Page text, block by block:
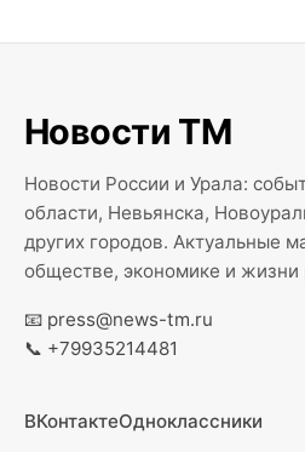
Новости ТМ
Новости России и Урала:
области, Невьянска,
других городов. Актуальные
обществе, экономике и жизни
📧 press@news-tm.ru
📞 +79935214481
ВКонтактеОдноклассники